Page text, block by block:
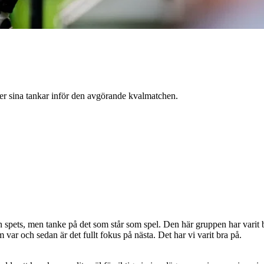
sina tankar inför den avgörande kvalmatchen.
men tanke på det som står som spel. Den här gruppen har
var och sedan är det fullt fokus på nästa. Det har vi varit bra på.